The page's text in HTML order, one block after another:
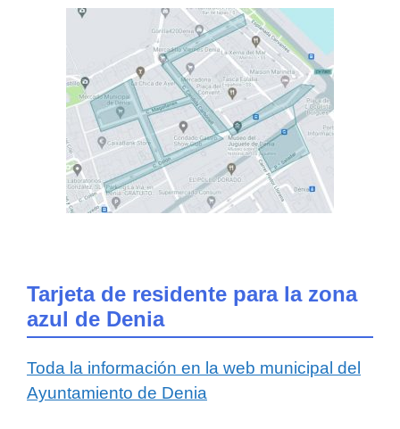
Tarjeta de residente para la zona
azul de Denia
Toda la información en la web municipal del
Ayuntamiento de Denia